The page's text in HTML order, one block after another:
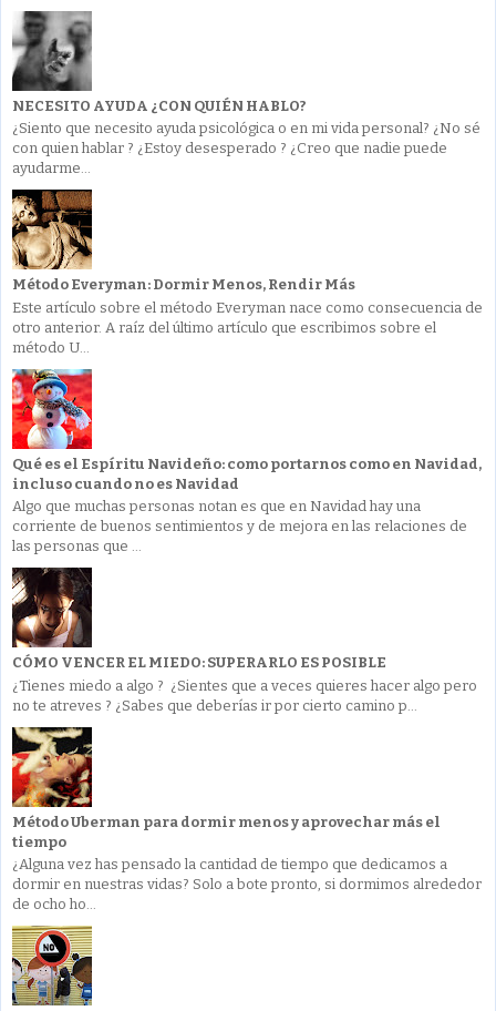
NECESITO AYUDA ¿CON QUIÉN HABLO?
¿Siento que necesito ayuda psicológica o en mi vida personal? ¿No sé
con quien hablar ? ¿Estoy desesperado ? ¿Creo que nadie puede
ayudarme...
Método Everyman: Dormir Menos, Rendir Más
Este artículo sobre el método Everyman nace como consecuencia de
otro anterior. A raíz del último artículo que escribimos sobre el
método U...
Qué es el Espíritu Navideño: como portarnos como en Navidad,
incluso cuando no es Navidad
Algo que muchas personas notan es que en Navidad hay una
corriente de buenos sentimientos y de mejora en las relaciones de
las personas que ...
CÓMO VENCER EL MIEDO: SUPERARLO ES POSIBLE
¿Tienes miedo a algo ? ¿Sientes que a veces quieres hacer algo pero
no te atreves ? ¿Sabes que deberías ir por cierto camino p...
Método Uberman para dormir menos y aprovechar más el
tiempo
¿Alguna vez has pensado la cantidad de tiempo que dedicamos a
dormir en nuestras vidas? Solo a bote pronto, si dormimos alrededor
de ocho ho...